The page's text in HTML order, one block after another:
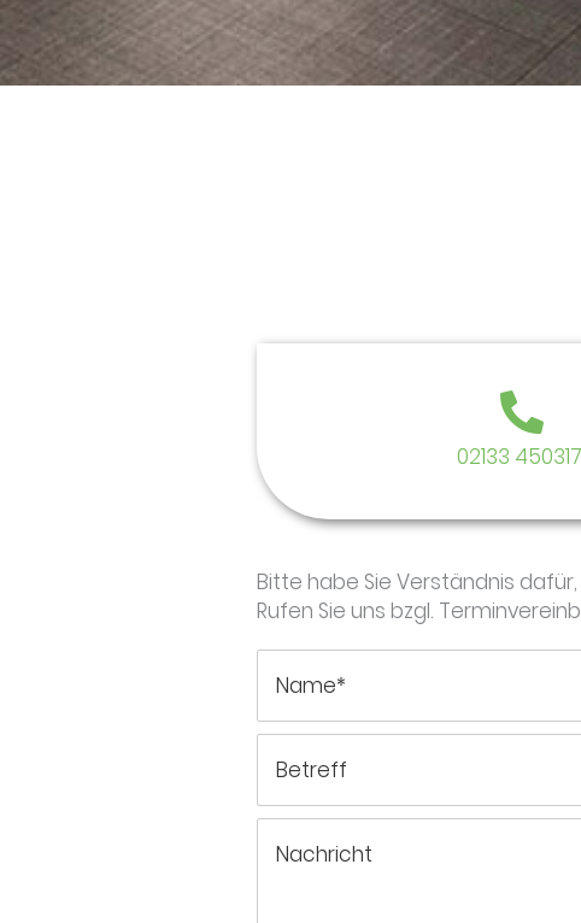
02133
Bitte habe Sie Verständnis
Rufen Sie uns bzgl.